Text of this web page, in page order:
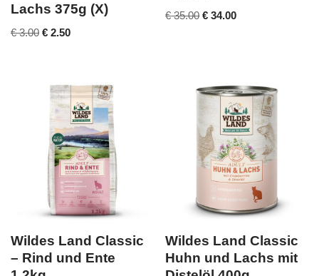
Lachs 375g (X)
€3.00 € 2.50
€35.00 € 34.00
Wildes Land Classic
– Rind und Ente
Wildes Land Classic
Huhn und Lachs mit